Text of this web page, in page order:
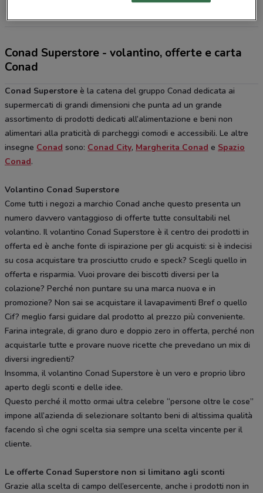
Conad Superstore - volantino, offerte e carta
Conad
Conad Superstore è la catena del gruppo Conad dedicata ai
supermercati di grandi dimensioni che punta ad un grande
assortimento di prodotti dedicati all’alimentazione e beni non
alimentari alla praticità di parcheggi comodi e accessibili. Le altre
insegne Conad sono: Conad City, Margherita Conad e Spazio
Conad.
Volantino Conad Superstore
Come tutti i negozi a marchio Conad anche questo presenta un
numero davvero vantaggioso di offerte tutte consultabili nel
volantino. Il volantino Conad Superstore è il centro dei prodotti in
offerta ed è anche fonte di ispirazione per gli acquisti: si è indecisi
su cosa acquistare tra prosciutto crudo e speck? Scegli quello in
offerta e risparmia. Vuoi provare dei biscotti diversi per la
colazione? Perché non puntare su una marca nuova e in
promozione? Non sai se acquistare il lavapavimenti Bref o quello
Cif? meglio farsi guidare dal prodotto al prezzo più conveniente.
Farina integrale, di grano duro e doppio zero in offerta, perché non
acquistarle tutte e provare nuove ricette che prevedano un mix di
diversi ingredienti?
Insomma, il volantino Conad Superstore è un vero e proprio libro
aperto degli sconti e delle idee.
Questo perché il motto ormai ultra celebre “persone oltre le cose”
impone all’azienda di selezionare soltanto beni di altissima qualità
facendo sì che ogni scelta sia sempre una scelta vincente per il
cliente.
Le offerte Conad Superstore non si limitano agli sconti
Grazie alla scelta di campo dell’esercente, anche i prodotti non in